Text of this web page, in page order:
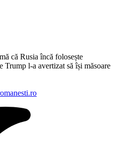
că Rusia încă folosește
Trump l-a avertizat să își măsoare